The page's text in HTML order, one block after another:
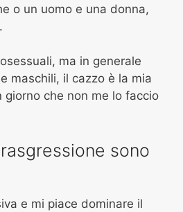
o un uomo e una donna,
ma in generale
maschili, il cazzo è la mia
giorno che non me lo faccio
sono
e mi piace dominare il